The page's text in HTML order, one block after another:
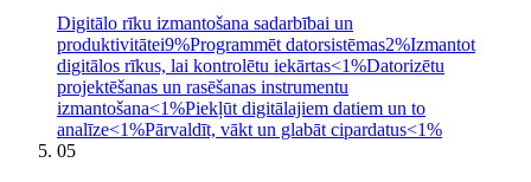
Digitālo rīku izmantošana sadarbībai un
produktivitātei9%Programmēt datorsistēmas2%Izmantot
digitālos rīkus, lai kontrolētu iekārtas<1%Datorizētu
projektēšanas un rasēšanas instrumentu
izmantošana<1%Piekļūt digitālajiem datiem un to
analīze<1%Pārvaldīt, vākt un glabāt cipardatus<1%
05